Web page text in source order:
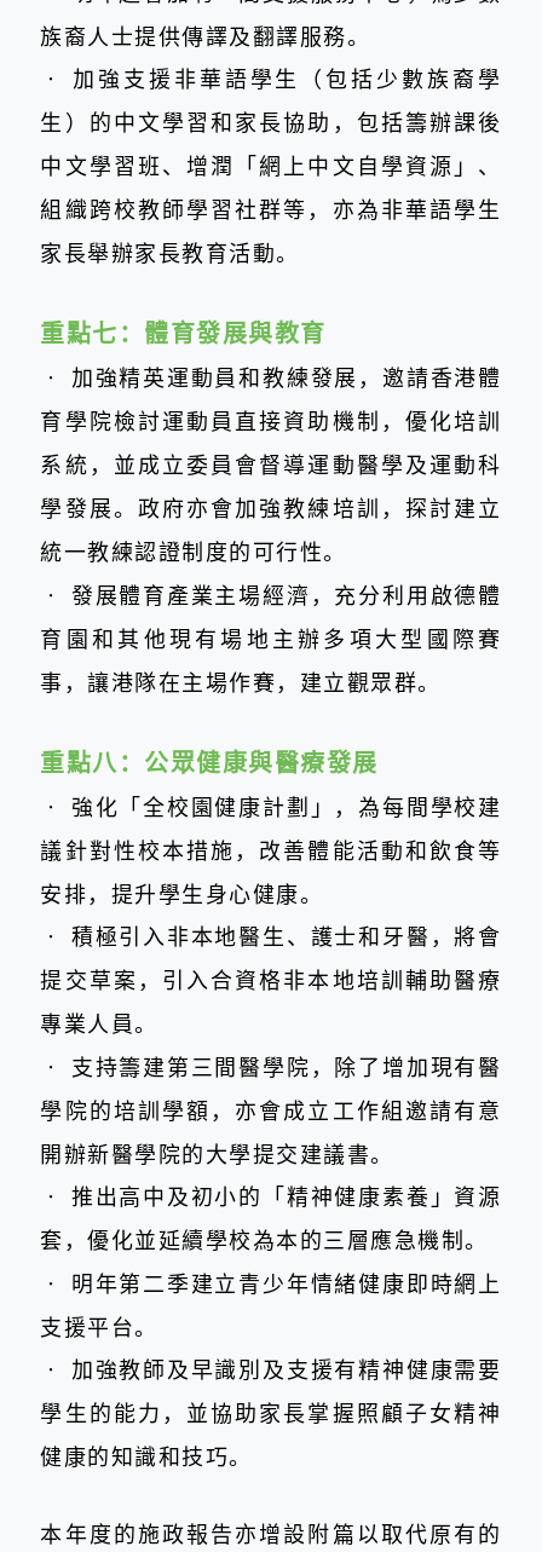
族裔人士提供傳譯及翻譯服務。
‧ 加強支援非華語學生（包括少數族裔學
生）的中文學習和家長協助，包括籌辦課後
中文學習班、增潤「網上中文自學資源」、
組織跨校教師學習社群等，亦為非華語學生
家長舉辦家長教育活動。
重點七： 體育發展與教育
‧ 加強精英運動員和教練發展，邀請香港體
育學院檢討運動員直接資助機制，優化培訓
系統，並成立委員會督導運動醫學及運動科
學發展。政府亦會加強教練培訓，探討建立
統一教練認證制度的可行性。
‧ 發展體育產業主場經濟，充分利用啟德體
育園和其他現有場地主辦多項大型國際賽
事，讓港隊在主場作賽，建立觀眾群。
重點八： 公眾健康與醫療發展
‧ 強化「全校園健康計劃」，為每間學校建
議針對性校本措施，改善體能活動和飲食等
安排，提升學生身心健康。
‧ 積極引入非本地醫生、護士和牙醫，將會
提交草案，引入合資格非本地培訓輔助醫療
專業人員。
‧ 支持籌建第三間醫學院，除了增加現有醫
學院的培訓學額，亦會成立工作組邀請有意
開辦新醫學院的大學提交建議書。
‧ 推出高中及初小的「精神健康素養」資源
套，優化並延續學校為本的三層應急機制。
‧
明年第二季建立青少年情緒健康即時網上
支援平台。
‧ 加強教師及早識別及支援有精神健康需要
學生的能力，並協助家長掌握照顧子女精神
健康的知識和技巧。
本年度的施政報告亦增設附篇以取代原有的